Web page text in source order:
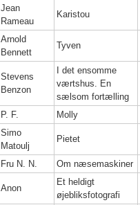
Jean
Rameau
Karistou
Arnold
Bennett
Tyven
Stevens
Benzon
I det ensomme
værtshus. En
sælsom fortælling
P. F. Molly
Simo
Matoulj
Pietet
Fru N. N. Om næsemaskiner
Anon
Et heldigt
øjebliksfotografi